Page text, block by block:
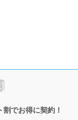
]
でお得に契約！